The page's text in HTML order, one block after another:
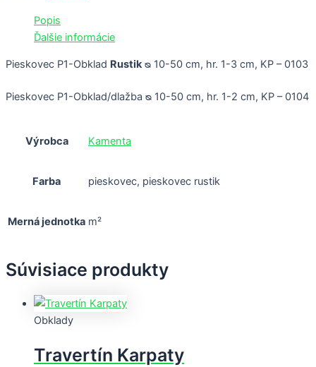
Popis
Ďalšie informácie
Pieskovec P1-Obklad Rustikᴓ 10-50 cm, hr. 1-3 cm, KP – 0103
Pieskovec P1-Obklad/dlažba ᴓ 10-50 cm, hr. 1-2 cm, KP – 0104
Výrobca Kamenta
Farba pieskovec, pieskovec rustik
Merná jednotka m²
Súvisiace produkty
Obklady
Travertín Karpaty